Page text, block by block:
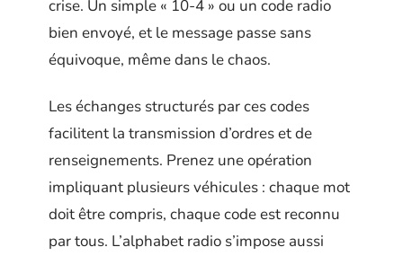
crise. Un simple « 10-4 » ou un code radio
bien envoyé, et le message passe sans
équivoque, même dans le chaos.
Les échanges structurés par ces codes
facilitent la transmission d’ordres et de
renseignements. Prenez une opération
impliquant plusieurs véhicules : chaque mot
doit être compris, chaque code est reconnu
par tous. L’alphabet radio s’impose aussi